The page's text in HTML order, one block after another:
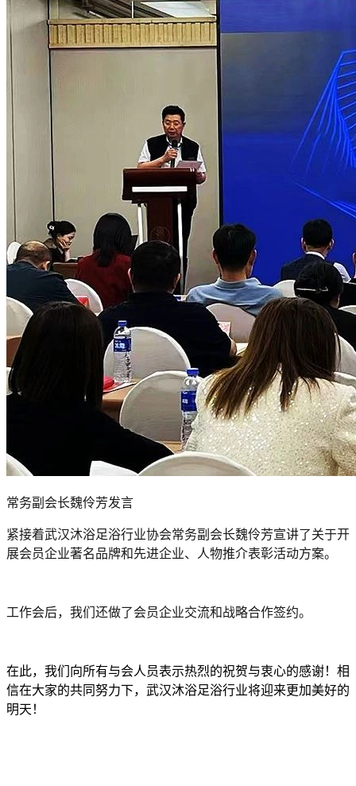
常务副会长魏伶芳发言
紧接着武汉沐浴足浴行业协会常务副会长魏伶芳宣讲了关于开
展会员企业著名品牌和先进企业、人物推介表彰活动方案。
工作会后，我们还做了会员企业交流和战略合作签约。
在此，我们向所有与会人员表示热烈的祝贺与衷心的感谢！相
信在大家的共同努力下，武汉沐浴足浴行业将迎来更加美好的
明天！